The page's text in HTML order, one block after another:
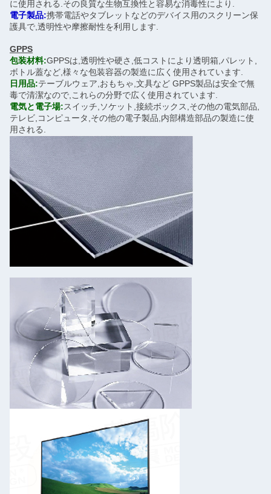
に使用される.その良質な生物互換性と容易な消毒性により.
電子製品:携帯電話やタブレットなどのデバイス用のスクリーン保
護具で,透明性や摩擦耐性を利用します.
GPPS
包装材料:GPPSは,透明性や硬さ,低コストにより透明箱,パレット,
ボトル蓋など,様々な包装容器の製造に広く使用されています.
日用品:テーブルウェア,おもちゃ,文具など GPPS製品は安全で無
毒で清潔なので,これらの分野で広く使用されています.
電気と電子場:スイッチ,ソケット,接続ボックス,その他の電気部品,
テレビ,コンピュータ,その他の電子製品,内部構造部品の製造に使
用される.